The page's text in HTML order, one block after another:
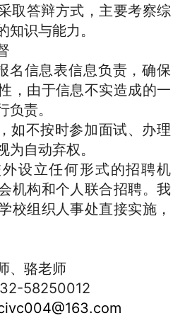
取答辩方式，主要考察综
知识与能力。
名信息表信息负责，确保
，由于信息不实造成的一
责。
如不按时参加面试、办理
为自动弃权。
设立任何形式的招聘机
机构和个人联合招聘。我
校组织人事处直接实施，
、骆老师
58250012
4@163.com